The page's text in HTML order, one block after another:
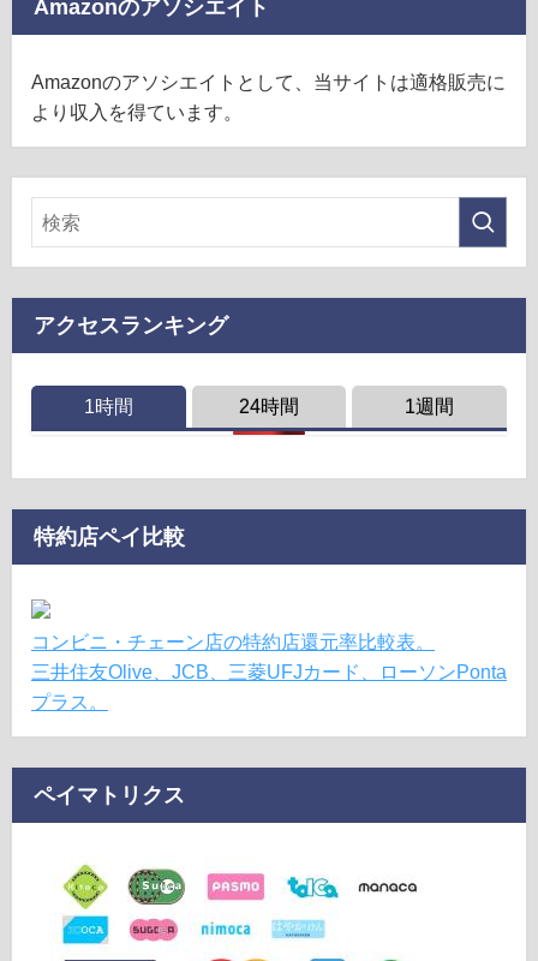
Amazonのアソシエイト
Amazonのアソシエイトとして、当サイトは適格販売に
より収入を得ています。
アクセスランキング
1時間 24時間 1週間
特約店ペイ比較
コンビニ・チェーン店の特約店還元率比較表。
三井住友Olive、JCB、三菱UFJカード、ローソンPonta
プラス。
ペイマトリクス